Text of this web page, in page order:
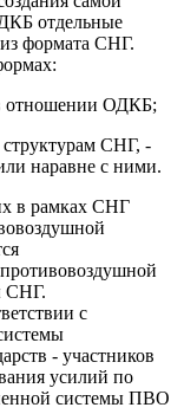
отдельные
формата СНГ.
отношении ОДКБ;
СНГ, -
наравне с ними.
в рамках СНГ
СНГ.
с
- участников
усилий по
системы ПВО